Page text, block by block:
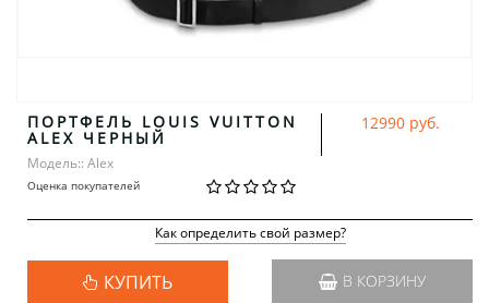
ПОРТФЕЛЬ LOUIS VUITTON
ALEX ЧЕРНЫЙ
Модель:: Alex
Оценка покупателей
12990 руб.
Как определить свой размер?
КУПИТЬ В КОРЗИНУ